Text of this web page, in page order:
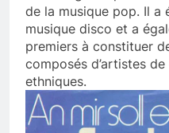
de la musique pop. Il a
musique disco et a
premiers à constituer
composés d’artistes
ethniques.